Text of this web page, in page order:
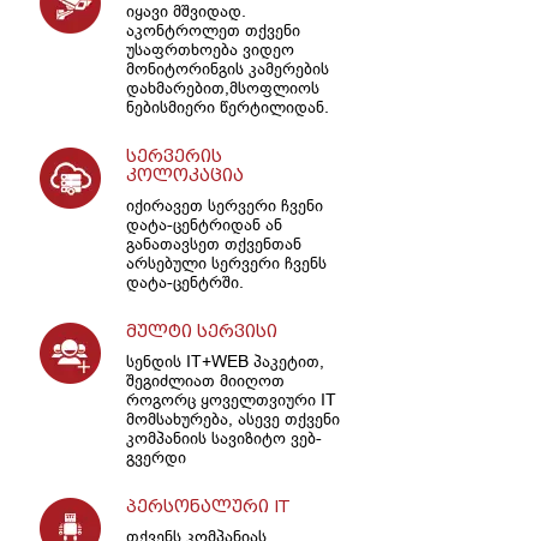
იყავი მშვიდად.
აკონტროლეთ თქვენი
უსაფრთხოება ვიდეო
მონიტორინგის კამერების
დახმარებით,მსოფლიოს
ნებისმიერი წერტილიდან.
სერვერის
კოლოკაცია
იქირავეთ სერვერი ჩვენი
დატა-ცენტრიდან ან
განათავსეთ თქვენთან
არსებული სერვერი ჩვენს
დატა-ცენტრში.
მულტი სერვისი
სენდის IT+WEB პაკეტით,
შეგიძლიათ მიიღოთ
როგორც ყოველთვიური IT
მომსახურება, ასევე თქვენი
კომპანიის სავიზიტო ვებ-
გვერდი
პერსონალური IT
თქვენს კომპანიას